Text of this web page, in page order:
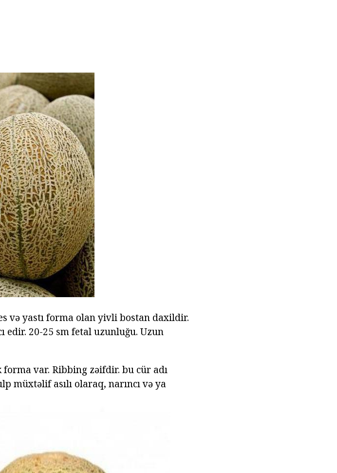
və yastı forma olan yivli bostan daxildir.
edir. 20-25 sm fetal uzunluğu. Uzun
var. Ribbing zəifdir. bu cür adı
müxtəlif asılı olaraq, narıncı və ya